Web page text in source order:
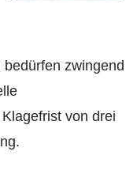
zwingend
von drei